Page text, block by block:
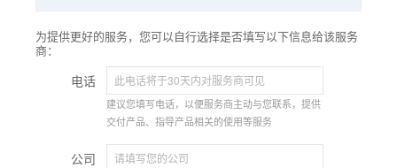
为提供更好的服务，您可以自行选择是否填写以下信息给该服务
商：
电话
建议您填写电话，以便服务商主动与您联系，提供
交付产品、指导产品相关的使用等服务
公司